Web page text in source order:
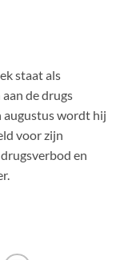
staat als
de drugs
augustus wordt hij
voor zijn
en